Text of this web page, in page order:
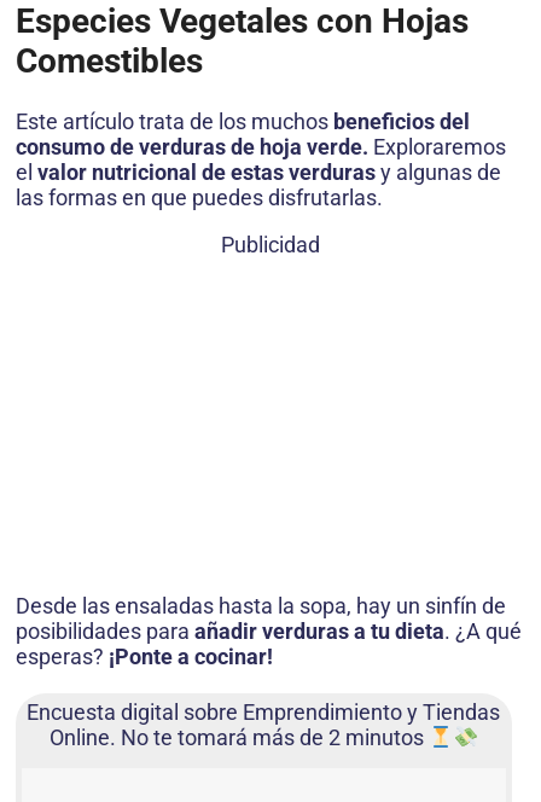
Especies Vegetales con Hojas
Comestibles
Este artículo trata de los muchos beneficios del
consumo de verduras de hoja verde. Exploraremos
el valor nutricional de estas verdurasy algunas de
las formas en que puedes disfrutarlas.
Publicidad
Desde las ensaladas hasta la sopa, hay un sinfín de
posibilidades para añadir verduras a tu dieta. ¿A qué
esperas? ¡Ponte a cocinar!
Encuesta digital sobre Emprendimiento y Tiendas
Online. No te tomará más de 2 minutos